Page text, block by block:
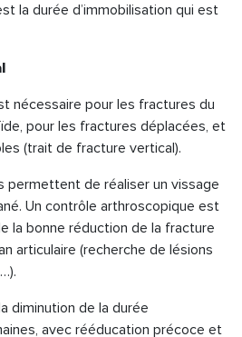
la durée d’immobilisation qui est
nécessaire pour les fractures du
pour les fractures déplacées, et
(trait de fracture vertical).
permettent de réaliser un vissage
Un contrôle arthroscopique est
la bonne réduction de la fracture
articulaire (recherche de lésions
diminution de la durée
avec rééducation précoce et